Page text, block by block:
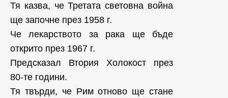
Тя казва, че Третата световна война
ще започне през 1958 г.
Че лекарството за рака ще бъде
открито през 1967 г.
Предсказал Втория Холокост през
80-те години.
Тя твърди, че Рим отново ще стане